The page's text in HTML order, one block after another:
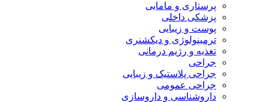
پرستاری و مامایی
پزشکی داخلی
پوست و زیبایی
ترمینولوژی و دیکشنری
تغذیه و رژیم درمانی
جراحی
جراحی پلاستیک و زیبایی
جراحی عمومی
داروشناسی و داروسازی